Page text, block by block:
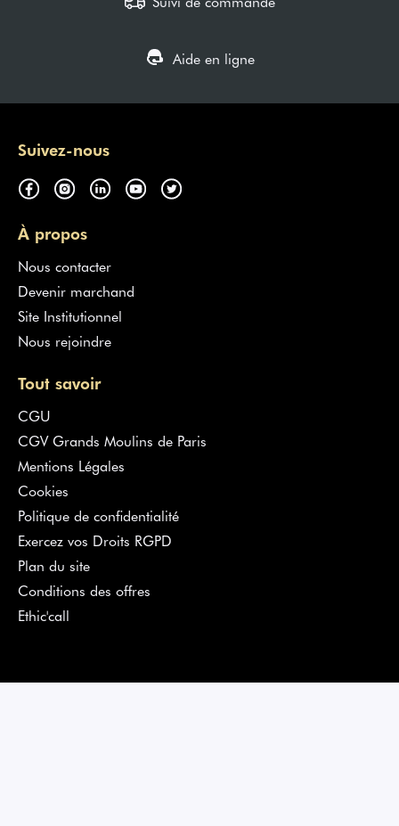
Aide en ligne
Suivez-nous
À propos
Nous contacter
Devenir marchand
Site Institutionnel
Nous rejoindre
Tout savoir
CGU
CGV Grands Moulins de Paris
Mentions Légales
Cookies
Politique de confidentialité
Exercez vos Droits RGPD
Plan du site
Conditions des offres
Ethic'call